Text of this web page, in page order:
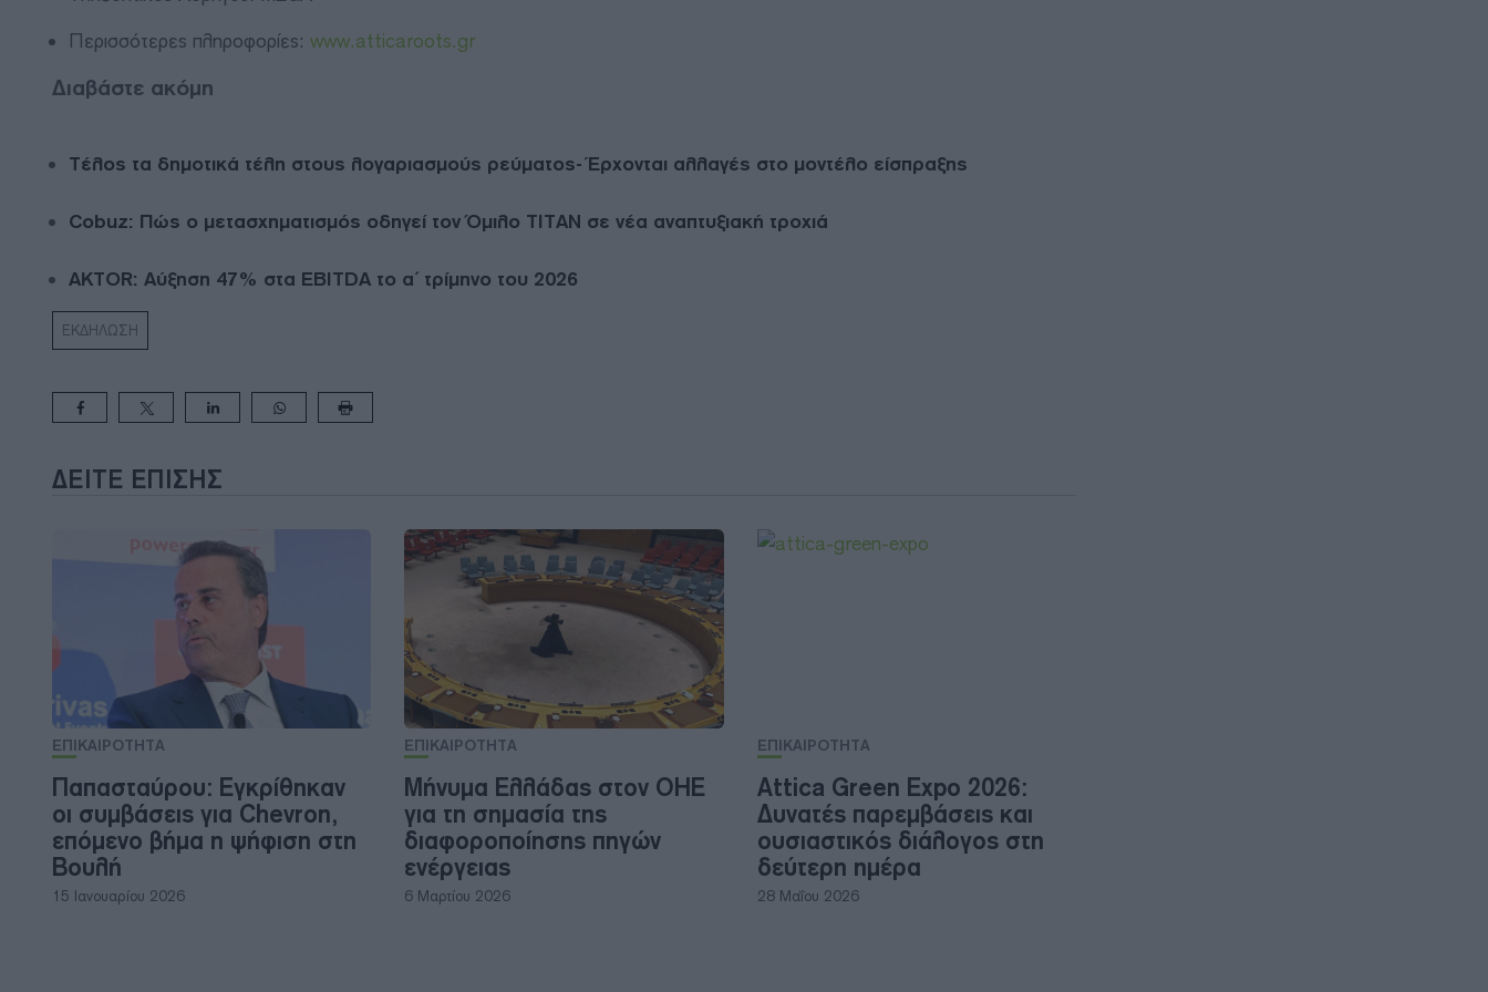
Περισσότερες πληροφορίες: www.atticaroots.gr
Διαβάστε ακόμη
Τέλος τα δημοτικά τέλη στους λογαριασμούς ρεύματος- Έρχονται αλλαγές στο μοντέλο είσπραξης
Cobuz: Πώς ο μετασχηματισμός οδηγεί τον Όμιλο ΤΙΤΑΝ σε νέα αναπτυξιακή τροχιά
AKTOR: Αύξηση 47% στα EBITDA το α΄ τρίμηνο του 2026
ΕΚΔΗΛΩΣΗ
ΔΕΊΤΕ ΕΠΊΣΗΣ
ΕΠΙΚΑΙΡΟΤΗΤΑ
Παπασταύρου: Εγκρίθηκαν
οι συμβάσεις για Chevron,
επόμενο βήμα η ψήφιση στη
Βουλή
15 Ιανουαρίου 2026
ΕΠΙΚΑΙΡΟΤΗΤΑ
Μήνυμα Ελλάδας στον ΟΗΕ
για τη σημασία της
διαφοροποίησης πηγών
ενέργειας
6 Μαρτίου 2026
ΕΠΙΚΑΙΡΟΤΗΤΑ
Attica Green Expo 2026:
Δυνατές παρεμβάσεις και
ουσιαστικός διάλογος στη
δεύτερη ημέρα
28 Μαΐου 2026